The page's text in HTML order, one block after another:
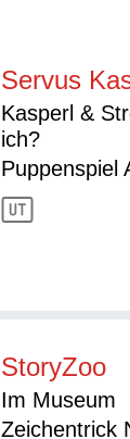
Servus
Kasperl &
ich?
Puppenspiel
StoryZoo
Im Museum
Zeichentrick